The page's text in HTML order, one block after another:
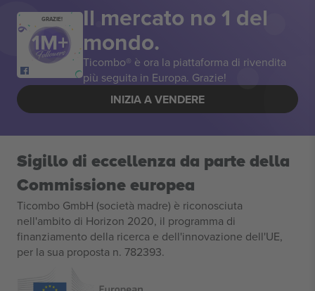
GRAZIE! Il mercato no 1 del
mondo.
Ticombo® è ora la piattaforma di rivendita
più seguita in Europa. Grazie!
INIZIA A VENDERE
Sigillo di eccellenza da parte della
Commissione europea
Ticombo GmbH (società madre) è riconosciuta
nell'ambito di Horizon 2020, il programma di
finanziamento della ricerca e dell'innovazione dell'UE,
per la sua proposta n. 782393.